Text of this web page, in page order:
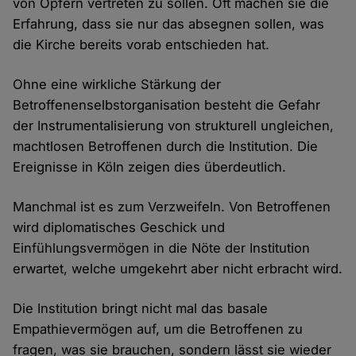
Erfahrung, dass sie nur das absegnen sollen, was
die Kirche bereits vorab entschieden hat.
Ohne eine wirkliche Stärkung der
Betroffenenselbstorganisation besteht die Gefahr
der Instrumentalisierung von strukturell ungleichen,
machtlosen Betroffenen durch die Institution. Die
Ereignisse in Köln zeigen dies überdeutlich.
Manchmal ist es zum Verzweifeln. Von Betroffenen
wird diplomatisches Geschick und
Einfühlungsvermögen in die Nöte der Institution
erwartet, welche umgekehrt aber nicht erbracht wird.
Die Institution bringt nicht mal das basale
Empathievermögen auf, um die Betroffenen zu
fragen, was sie brauchen, sondern lässt sie wieder